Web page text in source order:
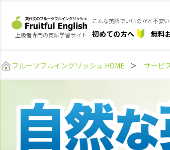
上級者専門の英語学習サイト
こんな英語でいいのかと不安
初めての方へ
無料
フルーツフルイングリッシュ HOME ＞ サービ